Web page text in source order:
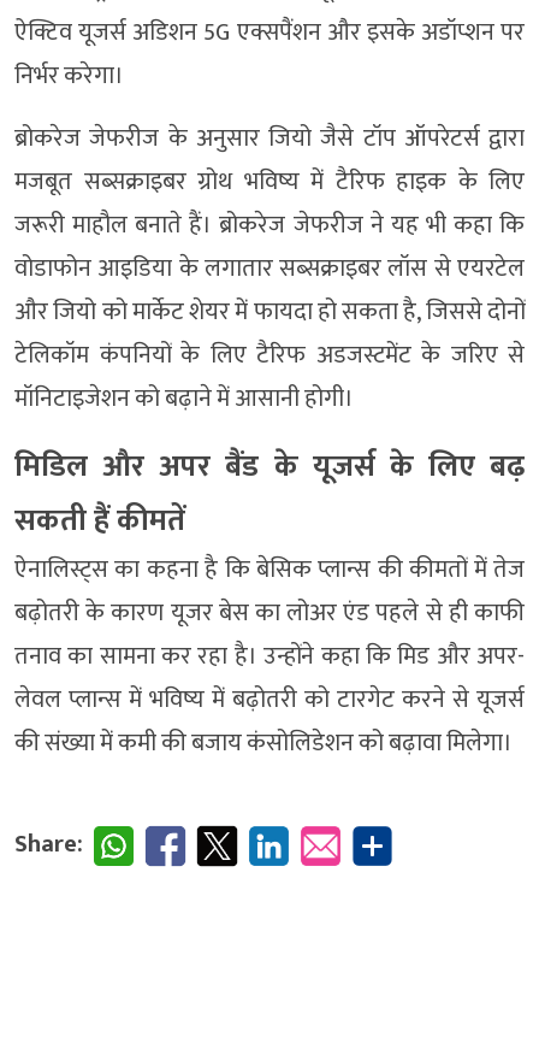
ऐक्टिव यूजर्स अडिशन 5G एक्सपैंशन और इसके अडॉप्शन पर
निर्भर करेगा।
ब्रोकरेज जेफरीज के अनुसार जियो जैसे टॉप ऑपरेटर्स द्वारा
मजबूत सब्सक्राइबर ग्रोथ भविष्य में टैरिफ हाइक के लिए
जरूरी माहौल बनाते हैं। ब्रोकरेज जेफरीज ने यह भी कहा कि
वोडाफोन आइडिया के लगातार सब्सक्राइबर लॉस से एयरटेल
और जियो को मार्केट शेयर में फायदा हो सकता है, जिससे दोनों
टेलिकॉम कंपनियों के लिए टैरिफ अडजस्टमेंट के जरिए से
मॉनिटाइजेशन को बढ़ाने में आसानी होगी।
मिडिल और अपर बैंड के यूजर्स के लिए बढ़
सकती हैं कीमतें
ऐनालिस्ट्स का कहना है कि बेसिक प्लान्स की कीमतों में तेज
बढ़ोतरी के कारण यूजर बेस का लोअर एंड पहले से ही काफी
तनाव का सामना कर रहा है। उन्होंने कहा कि मिड और अपर-
लेवल प्लान्स में भविष्य में बढ़ोतरी को टारगेट करने से यूजर्स
की संख्या में कमी की बजाय कंसोलिडेशन को बढ़ावा मिलेगा।
Share: